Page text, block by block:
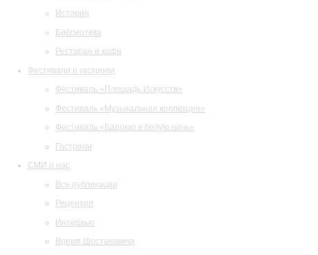
История
Библиотека
Ресторан и кафе
Фестивали и гастроли
Фестиваль «Площадь Искусств»
Фестиваль «Музыкальная коллекция»
Фестиваль «Барокко в белую ночь»
Гастроли
СМИ о нас
Все публикации
Рецензии
Интервью
Время Шостаковича